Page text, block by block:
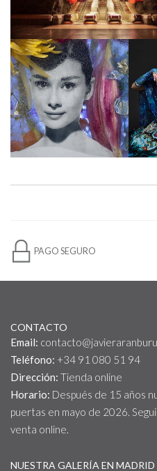
PAGO SEGURO
CONTACTO
Email:
Teléfono: +34 91 080 51 94
Dirección: Tienda online
Horario: Después de 15 años
puertas en mayo de 2026.
venta online.
NUESTRA GALERÍA EN MADRID